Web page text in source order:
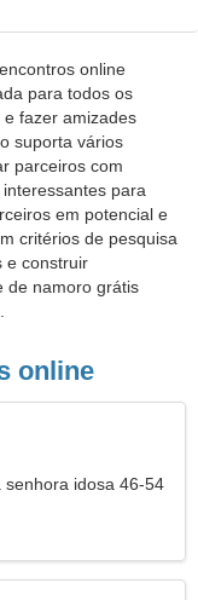
online
para todos os
fazer amizades
suporta vários
parceiros com
para
em potencial e
critérios de pesquisa
e construir
de namoro grátis
online
idosa 46-54